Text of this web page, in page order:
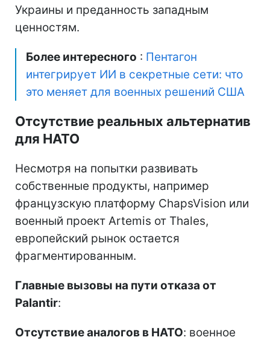
Украины и преданность западным
ценностям.
Более интересного : Пентагон
интегрирует ИИ в секретные сети: что
это меняет для военных решений США
Отсутствие реальных альтернатив
для НАТО
Несмотря на попытки развивать
собственные продукты, например
французскую платформу ChapsVision или
военный проект Artemis от Thales,
европейский рынок остается
фрагментированным.
Главные вызовы на пути отказа от
Palantir:
Отсутствие аналогов в НАТО: военное